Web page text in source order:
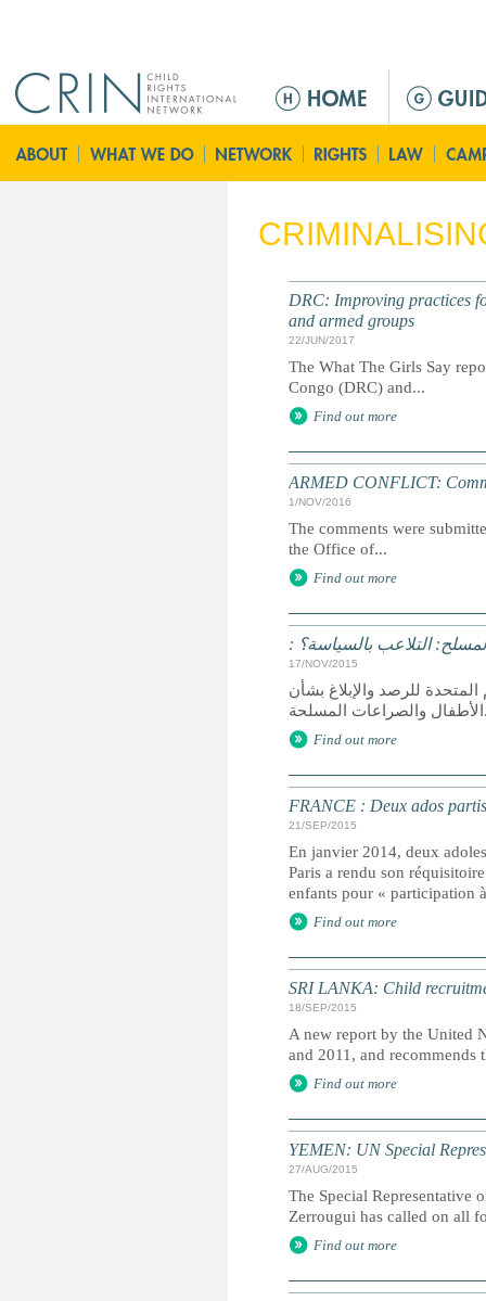
n
m
n
DRC: Improving practices
and armed groups
22/JUN/2017
The What The Girls Say
Congo (DRC) and...
Find out more
ARMED CONFLICT:
1/NOV/2016
The comments were
the Office of...
Find out more
التلاعب بالسياسة؟
17/NOV/2015
للرصد والإبلاغ بشأن
المسلحة.
Find out more
FRANCE : Deux ados
21/SEP/2015
En janvier 2014, deux
Paris a rendu son
enfants pour «
Find out more
SRI LANKA: Child
18/SEP/2015
A new report by the United
and 2011, and recommends
Find out more
YEMEN: UN Special
27/AUG/2015
The Special Representative
Zerrougui has called on all
Find out more